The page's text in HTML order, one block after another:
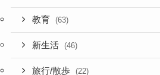
教育 (63)
新生活 (46)
旅行/散歩 (22)